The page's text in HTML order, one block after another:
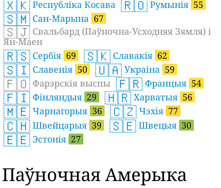
🇽🇰 Республіка Косава 🇷🇴 Румынія 55
🇸🇲 Сан-Марына 67
🇸🇯 Свальбард (Паўночна-Усходняя Зямля) і
Ян-Маен
🇷🇸 Сербія 69 🇸🇰 Славакія 62
🇸🇮 Славенія 50 🇺🇦 Украіна 59
🇫🇴 Фарэрскія выспы 🇫🇷 Францыя 54
🇫🇮 Фінляндыя 29 🇭🇷 Харватыя 56
🇲🇪 Чарнагорыя 36 🇨🇿 Чэхія 77
🇨🇭 Швейцарыя 39 🇸🇪 Швецыя 30
🇪🇪 Эстонія 27
Паўночная Амерыка